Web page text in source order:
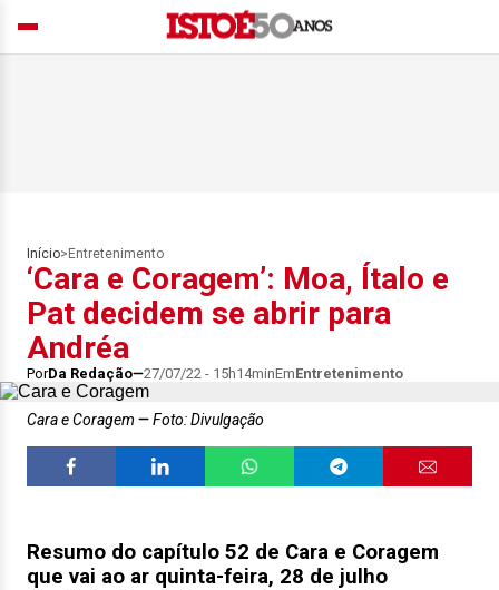
Início> Entretenimento
‘Cara e Coragem’: Moa, Ítalo e
Pat decidem se abrir para
Andréa
PorDa Redação 27/07/22 - 15h14minEmEntretenimento
Cara e Coragem Foto: Divulgação
Resumo do capítulo 52 de Cara e Coragem
que vai ao ar quinta-feira, 28 de julho